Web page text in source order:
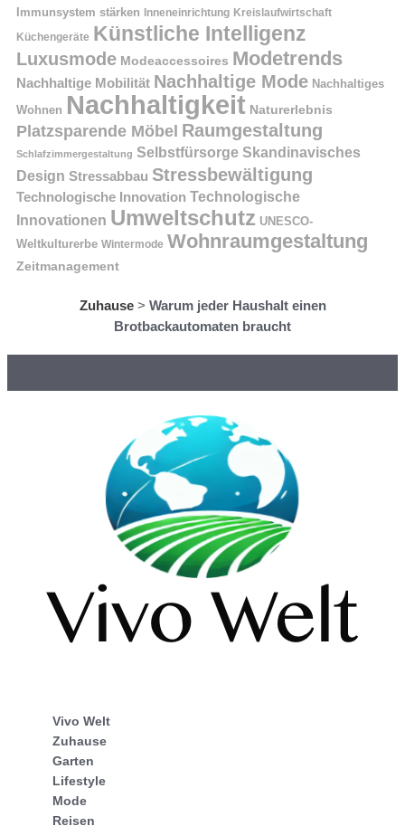
Immunsystem stärken Inneneinrichtung Kreislaufwirtschaft
Küchengeräte Künstliche Intelligenz
Luxusmode Modeaccessoires Modetrends
Nachhaltige Mobilität Nachhaltige Mode Nachhaltiges
Wohnen Nachhaltigkeit Naturerlebnis
Platzsparende Möbel Raumgestaltung
Schlafzimmergestaltung Selbstfürsorge Skandinavisches
Design Stressabbau Stressbewältigung
Technologische Innovation Technologische
Innovationen Umweltschutz UNESCO-
Weltkulturerbe Wintermode Wohnraumgestaltung
Zeitmanagement
Zuhause> Warum jeder Haushalt einen
Brotbackautomaten braucht
Vivo Welt
Zuhause
Garten
Lifestyle
Mode
Reisen